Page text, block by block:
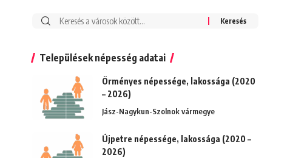
Keresés:
Települések népesség adatai
Örményes népessége, lakossága (2020
– 2026)
Jász-Nagykun-Szolnok vármegye
Újpetre népessége, lakossága (2020 –
2026)